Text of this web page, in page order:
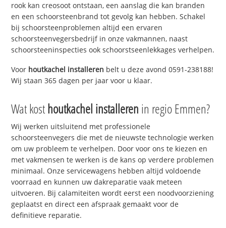
rook kan creosoot ontstaan, een aanslag die kan branden
en een schoorsteenbrand tot gevolg kan hebben. Schakel
bij schoorsteenproblemen altijd een ervaren
schoorsteenvegersbedrijf in onze vakmannen, naast
schoorsteeninspecties ook schoorstseenlekkages verhelpen.
Voor houtkachel installeren belt u deze avond 0591-238188!
Wij staan 365 dagen per jaar voor u klaar.
Wat kosthoutkachel installeren in regio Emmen?
Wij werken uitsluitend met professionele
schoorsteenvegers die met de nieuwste technologie werken
om uw probleem te verhelpen. Door voor ons te kiezen en
met vakmensen te werken is de kans op verdere problemen
minimaal. Onze servicewagens hebben altijd voldoende
voorraad en kunnen uw dakreparatie vaak meteen
uitvoeren. Bij calamiteiten wordt eerst een noodvoorziening
geplaatst en direct een afspraak gemaakt voor de
definitieve reparatie.